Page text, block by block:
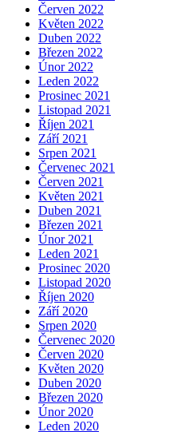
Červen 2022
Květen 2022
Duben 2022
Březen 2022
Únor 2022
Leden 2022
Prosinec 2021
Listopad 2021
Říjen 2021
Září 2021
Srpen 2021
Červenec 2021
Červen 2021
Květen 2021
Duben 2021
Březen 2021
Únor 2021
Leden 2021
Prosinec 2020
Listopad 2020
Říjen 2020
Září 2020
Srpen 2020
Červenec 2020
Červen 2020
Květen 2020
Duben 2020
Březen 2020
Únor 2020
Leden 2020